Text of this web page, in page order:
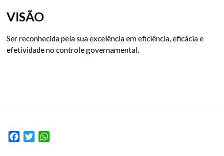
VISÃO
Ser reconhecida pela sua excelência em eficiência, eficácia e
efetividade no controle governamental.
Facebook
Twitter